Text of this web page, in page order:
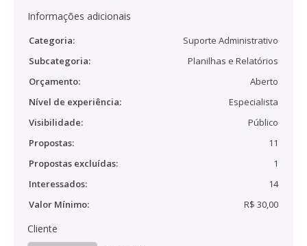
Informações adicionais
Categoria:
Suporte Administrativo
Subcategoria:
Planilhas e Relatórios
Orçamento:
Aberto
Nível de experiência:
Especialista
Visibilidade:
Público
Propostas:
11
Propostas excluídas:
1
Interessados:
14
Valor Mínimo:
R$ 30,00
Cliente